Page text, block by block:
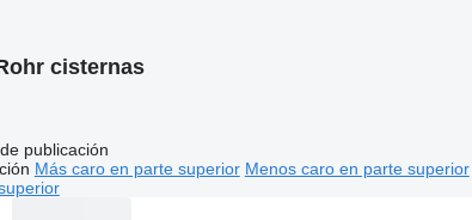
cisternas
publicación
Más caro en parte superior Menos caro en parte superior